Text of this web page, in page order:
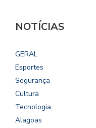
NOTÍCIAS
GERAL
Esportes
Segurança
Cultura
Tecnologia
Alagoas